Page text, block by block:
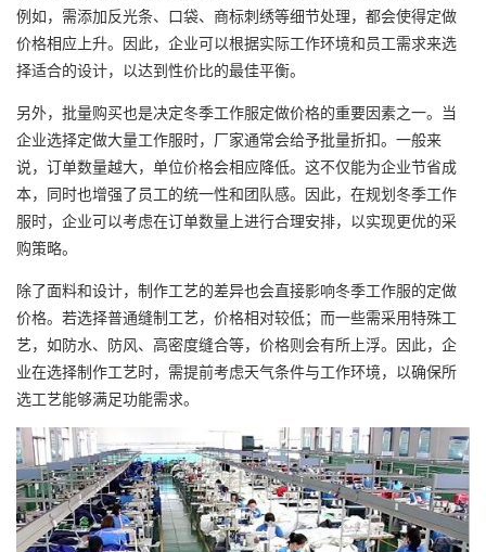
例如，需添加反光条、口袋、商标刺绣等细节处理，都会使得定做
价格相应上升。因此，企业可以根据实际工作环境和员工需求来选
择适合的设计，以达到性价比的最佳平衡。
另外，批量购买也是决定冬季工作服定做价格的重要因素之一。当
企业选择定做大量工作服时，厂家通常会给予批量折扣。一般来
说，订单数量越大，单位价格会相应降低。这不仅能为企业节省成
本，同时也增强了员工的统一性和团队感。因此，在规划冬季工作
服时，企业可以考虑在订单数量上进行合理安排，以实现更优的采
购策略。
除了面料和设计，制作工艺的差异也会直接影响冬季工作服的定做
价格。若选择普通缝制工艺，价格相对较低；而一些需采用特殊工
艺，如防水、防风、高密度缝合等，价格则会有所上浮。因此，企
业在选择制作工艺时，需提前考虑天气条件与工作环境，以确保所
选工艺能够满足功能需求。